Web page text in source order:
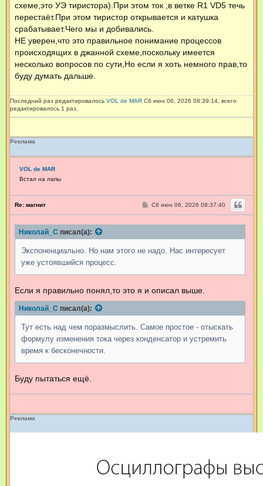
е
л
Н
и
к
о
л
С
схеме,это УЭ тиристора).При этом ток ,в ветке R1 VD5 течь
перестаёт.При этом тиристор открывается и катушка
срабатывает.Чего мы и добивались.
НЕ уверен,что это правильное понимание процессов
происходящих в джанной схеме,поскольку имеется
несколько вопросов по сути,Но если я хоть немного прав,то
буду думать дальше.
Последний раз редактировалось VOL de MAR Сб июн 06, 2026 08:39:14, всего
редактировалось 1 раз.
Реклама
VOL de MAR
Встал на лапы
Re: магнит
С
б
е
и
Сб июн 06, 2026 08:37:40
Николай_С писал(а):
Экспоненциально. Но нам этого не надо. Нас интересует
уже устоявшийся процесс.
Если я правильно понял,то это я и описал выше.
Николай_С писал(а):
Тут есть над чем поразмыслить. Самое простое - отыскать
формулу изменения тока через конденсатор и устремить
время к бесконечности.
Буду пытаться ещё.
Реклама